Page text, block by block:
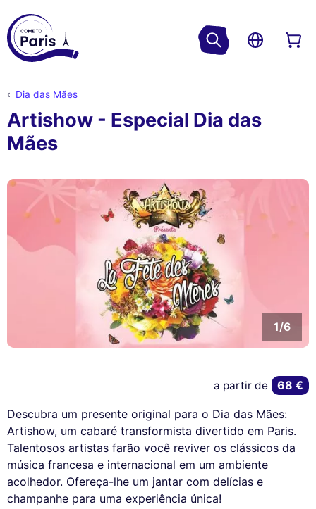
Dia das Mães
Artishow - Especial Dia das
Mães
1/6
Descubra um presente original para o Dia das Mães:
Artishow, um cabaré transformista divertido em Paris.
Talentosos artistas farão você reviver os clássicos da
música francesa e internacional em um ambiente
acolhedor. Ofereça-lhe um jantar com delícias e
champanhe para uma experiência única!
a partir de 68 €